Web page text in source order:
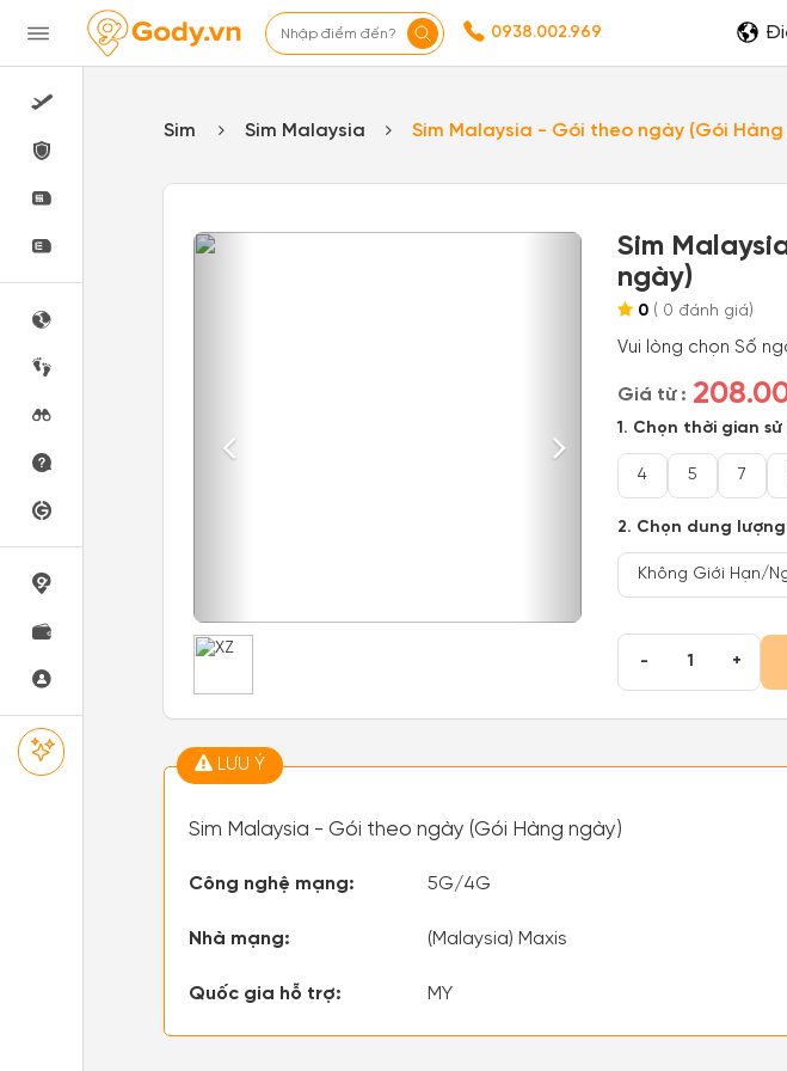
Nhập điểm đến? 0938.002.969
Sim Sim Malaysia Sim Malaysia - Gói theo ngày (Gói Hàng
Next
Sim
ngày)
0 ( 0 đánh giá)
Vui lòng chọn Số
Giá từ :
1. Chọn thời gian
4 5 7
2. Chọn dung lượng
Không Giới Hạn/
- +
LƯU Ý
Sim Malaysia - Gói theo ngày (Gói Hàng ngày)
Công nghệ mạng: 5G/4G
Nhà mạng: (Malaysia) Maxis
Quốc gia hỗ trợ: MY